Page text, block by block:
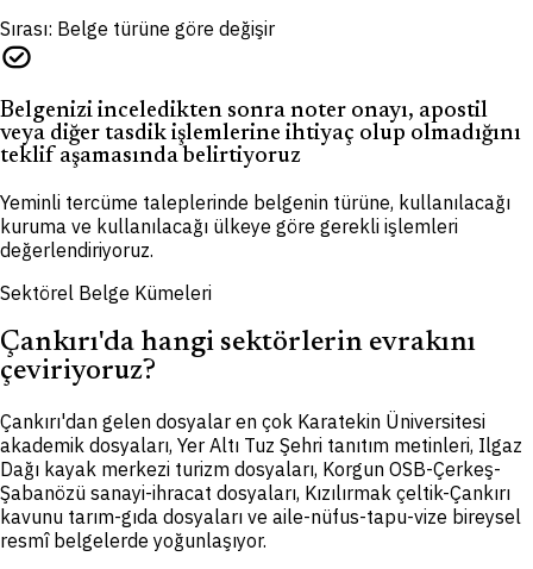
Sırası: Belge türüne göre değişir
task_alt
Belgenizi inceledikten sonra noter onayı, apostil
veya diğer tasdik işlemlerine ihtiyaç olup olmadığını
teklif aşamasında belirtiyoruz
Yeminli tercüme taleplerinde belgenin türüne, kullanılacağı
kuruma ve kullanılacağı ülkeye göre gerekli işlemleri
değerlendiriyoruz.
Sektörel Belge Kümeleri
Çankırı'da hangi sektörlerin evrakını
çeviriyoruz?
Çankırı'dan gelen dosyalar en çok Karatekin Üniversitesi
akademik dosyaları, Yer Altı Tuz Şehri tanıtım metinleri, Ilgaz
Dağı kayak merkezi turizm dosyaları, Korgun OSB-Çerkeş-
Şabanözü sanayi-ihracat dosyaları, Kızılırmak çeltik-Çankırı
kavunu tarım-gıda dosyaları ve aile-nüfus-tapu-vize bireysel
resmî belgelerde yoğunlaşıyor.